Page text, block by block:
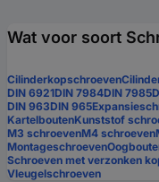
Wat voor soort
Cilinderkopschroeven
DIN 6921DIN 7984DIN 7985
DIN 963DIN 965
KartelboutenKunststof
M3 schroevenM4 schroeven
Montageschroeven
Schroeven met verzonken
Vleugelschroeven